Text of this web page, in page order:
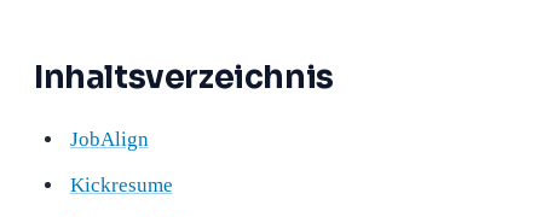
Inhaltsverzeichnis
JobAlign
Kickresume